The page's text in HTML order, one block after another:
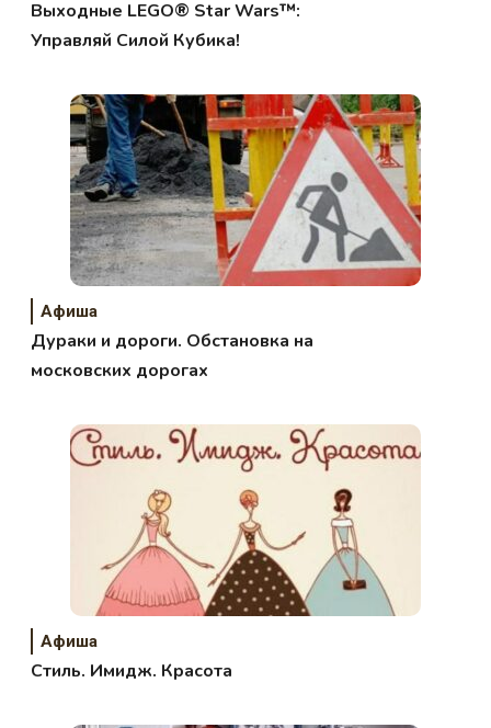
Выходные LEGO® Star Wars™:
Управляй Силой Кубика!
Афиша
Дураки и дороги. Обстановка на
московских дорогах
Афиша
Стиль. Имидж. Красота